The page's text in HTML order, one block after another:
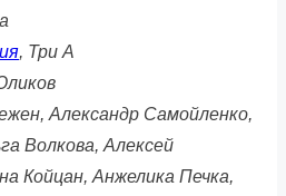
, Три А
Александр Самойленко,
Волкова, Алексей
Койцан, Анжелика Печка,